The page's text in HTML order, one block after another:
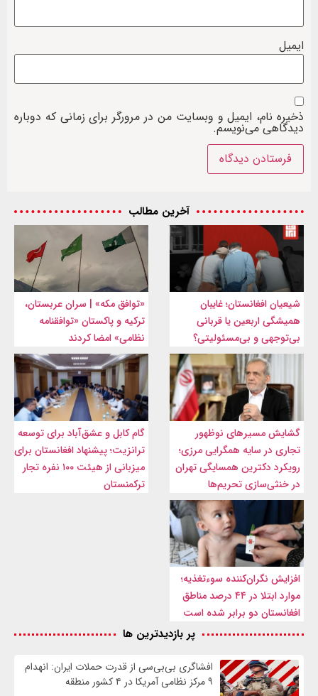
ایمیل
ذخیره نام، ایمیل و وبسایت من در مرورگر برای زمانی که دوباره
دیدگاهی می‌نویسم.
آخرین مطالب
شیعیان افغانستان؛ غایبان
همیشگی اربعین یا قربانی
بی‌توجهی و بی‌مسئولیتی؟
«توافق مکه» | سران عربستان،
ترکیه و پاکستان «توافقنامه
نظامی» امضا کردند
گشایش مسیرهای نوظهور
تجاری در سایه همگرایی مرزی؛
رویکرد دکترین همسایگی تهران
در خنثی‌سازی تحریم‌ها
گام کابل و عشق‌آباد برای توسعه
ترانزیت؛ پیشنهاد افغانستان برای
میزبانی از هیئت ۱۰۰ نفره تجار
ترکمنستان
افزایش نگران‌کننده سوءتغذیه؛
موارد ابتلا در ۴۴ درصد مناطق
افغانستان دو برابر شده است
پر بازدیدترین ها
افشاگری بی‌بی‌سی از قدرت حملات ایران: انهدام
۹ مرکز نظامی آمریکا در ۴ کشور منطقه